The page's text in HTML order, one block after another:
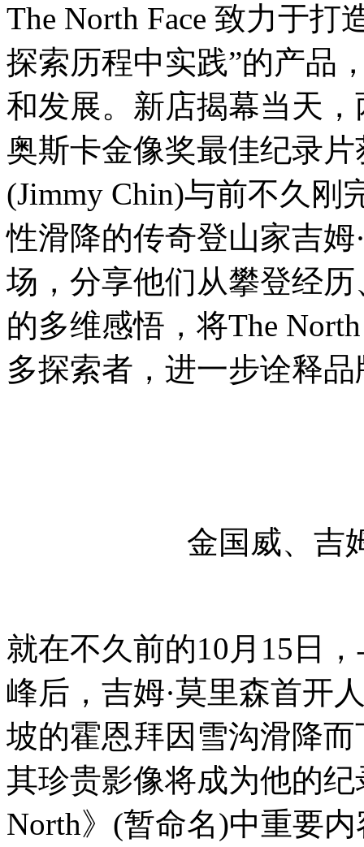
The North Face 致力于
探索历程中实践”的产品
和发展。新店揭幕当天
奥斯卡金像奖最佳纪录
(Jimmy Chin)与前不久刚
性滑降的传奇登山家吉姆
场，分享他们从攀登经
的多维感悟，将The
多探索者，进一步诠释
金国威、吉
就在不久前的10月15日
峰后，吉姆·莫里森首开
坡的霍恩拜因雪沟滑降
其珍贵影像将成为他的纪
North》(暂命名)中重要